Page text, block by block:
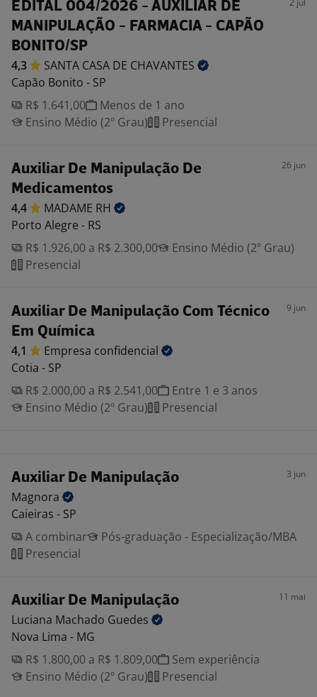
EDITAL 004/2026 - AUXILIAR DE
MANIPULAÇÃO - FARMACIA - CAPÃO
BONITO/SP
2 jul
4,3 SANTA CASA DE CHAVANTES
Capão Bonito - SP
R$ 1.641,00
Menos de 1 ano
Ensino Médio (2º Grau)
Presencial
Auxiliar De Manipulação De
Medicamentos
26 jun
4,4 MADAME RH
Porto Alegre - RS
R$ 1.926,00 a R$ 2.300,00
Ensino Médio (2º Grau)
Presencial
Auxiliar De Manipulação Com Técnico
Em Química
9 jun
4,1 Empresa confidencial
Cotia - SP
R$ 2.000,00 a R$ 2.541,00
Entre 1 e 3 anos
Ensino Médio (2º Grau)
Presencial
Auxiliar De Manipulação 3 jun
Magnora
Caieiras - SP
A combinar
Pós-graduação - Especialização/MBA
Presencial
Auxiliar De Manipulação 11 mai
Luciana Machado Guedes
Nova Lima - MG
R$ 1.800,00 a R$ 1.809,00
Sem experiência
Ensino Médio (2º Grau)
Presencial